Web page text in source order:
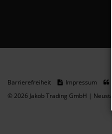
Barrierefreiheit Impressum
© 2026 Jakob Trading GmbH |